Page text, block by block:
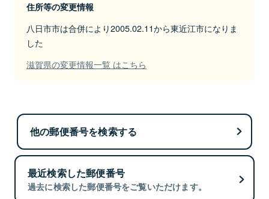
住所等の変更情報
八日市市は合併により2005.02.11から東近江市になりま
した
滋賀県の変更情報一覧 はこちら
他の郵便番号を検索する
最近検索した郵便番号
過去に検索した郵便番号をご覧いただけます。